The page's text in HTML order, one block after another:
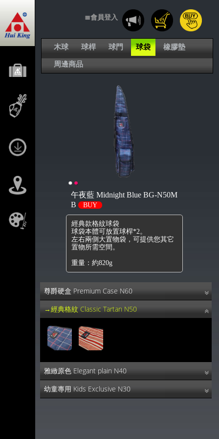
≣會員登入
木球 球桿 球門 球袋 橡膠墊
周邊商品
午夜藍 Midnight Blue BG-N50M
B
BUY
經典款格紋球袋
球袋本體可放置球桿*2。
左右兩側大置物袋，可提供您其它
置物所需空間。
重量：約820g
尊爵硬盒 Premium Case N60
→經典格紋 Classic Tartan N50
雅緻原色 Elegant plain N40
幼童專用 Kids Exclusive N30